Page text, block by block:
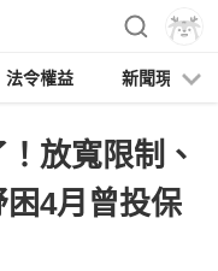
法令權益 新聞現場
放寬限制、
4月曾投保